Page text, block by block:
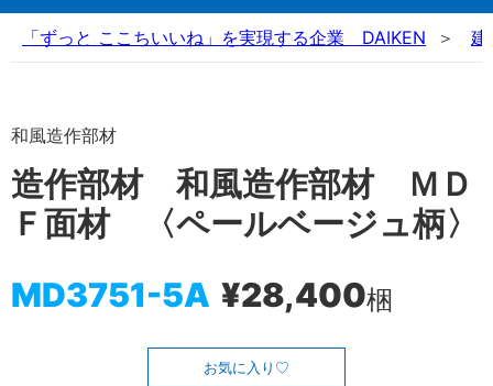
「ずっと ここちいいね」を実現する企業 DAIKEN 建
和風造作部材
造作部材 和風造作部材 ＭＤ
Ｆ面材 〈ペールベージュ柄〉
MD3751-5A ¥28,400梱
お気に入り